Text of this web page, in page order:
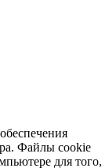
Файлы cookie
для того,